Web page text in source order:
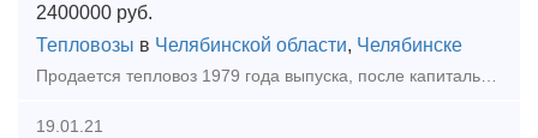
2400000 руб.
Тепловозы в Челябинской области, Челябинске
Продается тепловоз 1979 года выпуска, после капитального ремонта, все документы в наличии полностью укомплектован.За время сотрудничества с клиентами ООО «ПЕРСПЕКТИВА» зарекомендовало себя как
19.01.21